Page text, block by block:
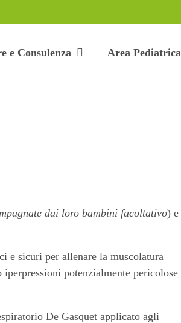
e Consulenza Area Pediatrica
dai loro bambini facoltativo) e
e sicuri per allenare la muscolatura
potenzialmente pericolose
De Gasquet applicato agli